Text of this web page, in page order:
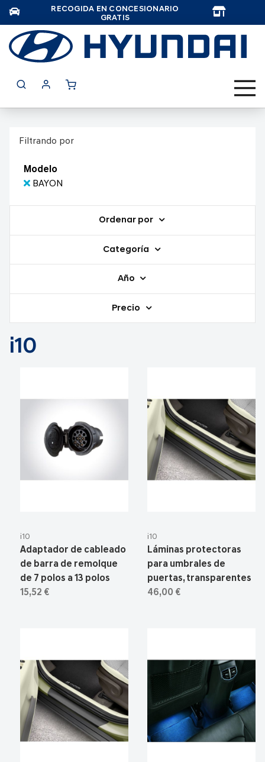
RECOGIDA EN CONCESIONARIO
GRATIS
Filtrando por
Modelo
BAYON
Ordenar por
Categoría
Año
Precio
i10
i10
Adaptador de cableado
de barra de remolque
de 7 polos a 13 polos
15,52 €
i10
Láminas protectoras
para umbrales de
puertas, transparentes
46,00 €